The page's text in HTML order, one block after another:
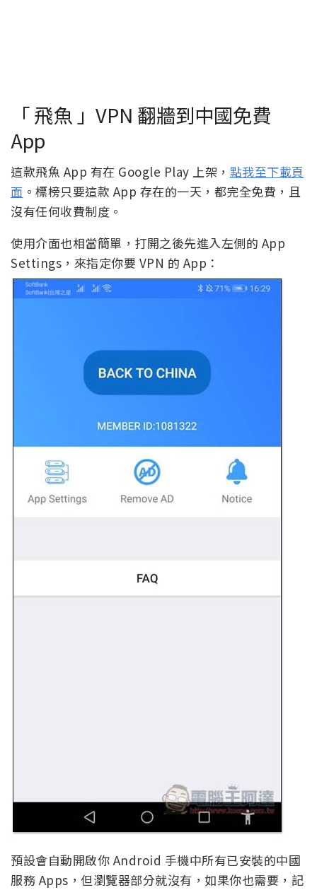
「 飛魚 」VPN 翻牆到中國免費
App
這款飛魚 App 有在 Google Play 上架， 點我至下載頁
面 。標榜只要這款 App 存在的一天，都完全免費，且
沒有任何收費制度。
使用介面也相當簡單，打開之後先進入左側的 App
Settings，來指定你要 VPN 的 App：
預設會自動開啟你 Android 手機中所有已安裝的中國
服務 Apps，但瀏覽器部分就沒有，如果你也需要，記